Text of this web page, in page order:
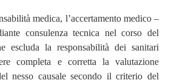
medica, l’accertamento medico –
consulenza tecnica nel corso del
escluda la responsabilità dei sanitari
completa e corretta la valutazione
nesso causale secondo il criterio del